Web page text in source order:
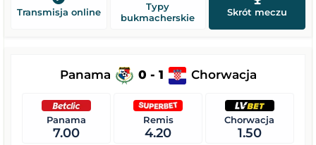
Transmisja online
Typy
bukmacherskie
Skrót meczu
Panama 0 - 1 Chorwacja
Panama
7.00
Remis
4.20
Chorwacja
1.50